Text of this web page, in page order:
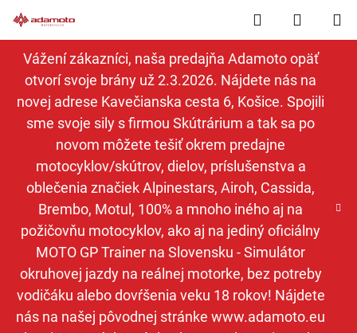
na
obsah
Vážení zákazníci, naša predajňa Adamoto opäť
otvorí svoje brány už 2.3.2026. Nájdete nás na
novej adrese Kavečianska cesta 6, Košice. Spojili
sme svoje sily s firmou Skútrárium a tak sa po
novom môžete tešiť okrem predajne
motocyklov/skútrov, dielov, príslušenstva a
oblečenia značiek Alpinestars, Airoh, Cassida,
Brembo, Motul, 100% a mnoho iného aj na
požičovňu motocyklov, ako aj na jediný oficiálny
MOTO GP Trainer na Slovensku - Simulátor
okruhovej jazdy na reálnej motorke, bez potreby
vodičáku alebo dovŕšenia veku 18 rokov! Nájdete
nás na našej pôvodnej stránke www.adamoto.eu
Hľadať
KOŠÍK